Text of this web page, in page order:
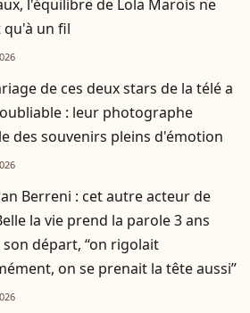
l'équilibre de Lola Marois ne
un fil
de ces deux stars de la télé a
: leur photographe
des souvenirs pleins d'émotion
Berreni : cet autre acteur de
la vie prend la parole 3 ans
départ, “on rigolait
on se prenait la tête aussi”